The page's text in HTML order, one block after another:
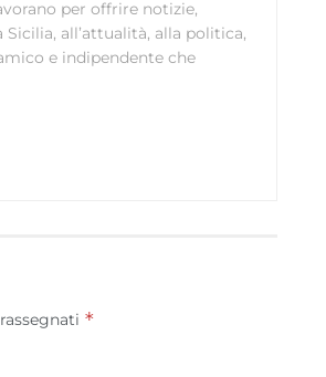
per offrire notizie,
all’attualità, alla politica,
e indipendente che
*